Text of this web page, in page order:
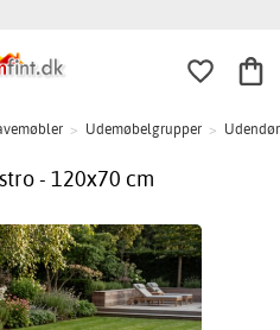
> Udemøbelgrupper >
- 120x70 cm